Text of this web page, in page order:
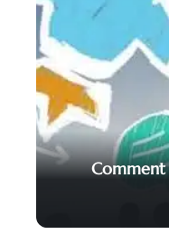
Comment